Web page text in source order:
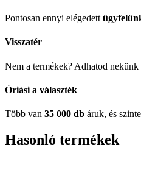
Pontosan ennyi elégedett
Visszatér
Nem a termékek? Adhatod nekünk
Óriási a választék
Több van 35 000 db áruk, és szinte
Hasonló termékek